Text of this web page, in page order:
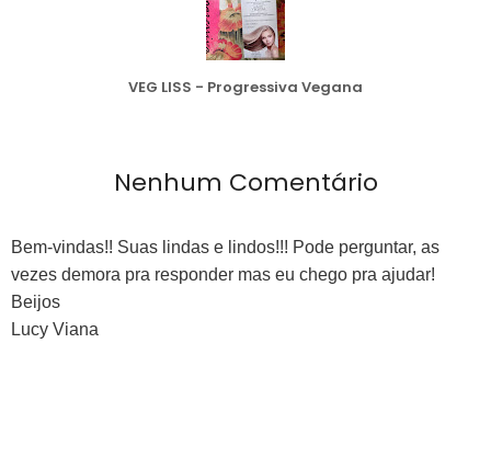
VEG LISS - Progressiva Vegana
Nenhum Comentário
Bem-vindas!! Suas lindas e lindos!!! Pode perguntar, as
vezes demora pra responder mas eu chego pra ajudar!
Beijos
Lucy Viana